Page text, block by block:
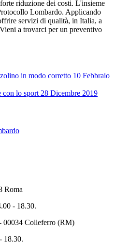
riduzione dei costi. L'insieme
Lombardo. Applicando
servizi di qualità, in Italia, a
a trovarci per un preventivo
in modo corretto 10 Febbraio
con lo sport 28 Dicembre 2019
Roma
- 18.30.
00034 Colleferro (RM)
18.30.